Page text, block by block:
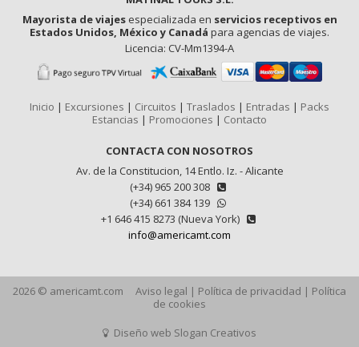
Mayorista de viajesespecializada en servicios receptivos en
Estados Unidos, México y Canadá para agencias de viajes.
Licencia: CV-Mm1394-A
Inicio | Excursiones | Circuitos | Traslados | Entradas | Packs
Estancias | Promociones | Contacto
CONTACTA CON NOSOTROS
Av. de la Constitucion, 14 Entlo. Iz. - Alicante
(+34) 965 200 308
(+34) 661 384 139
+1 646 415 8273 (Nueva York)
info@americamt.com
2026 © americamt.com Aviso legal | Política de privacidad | Política
de cookies
Diseño web Slogan Creativos